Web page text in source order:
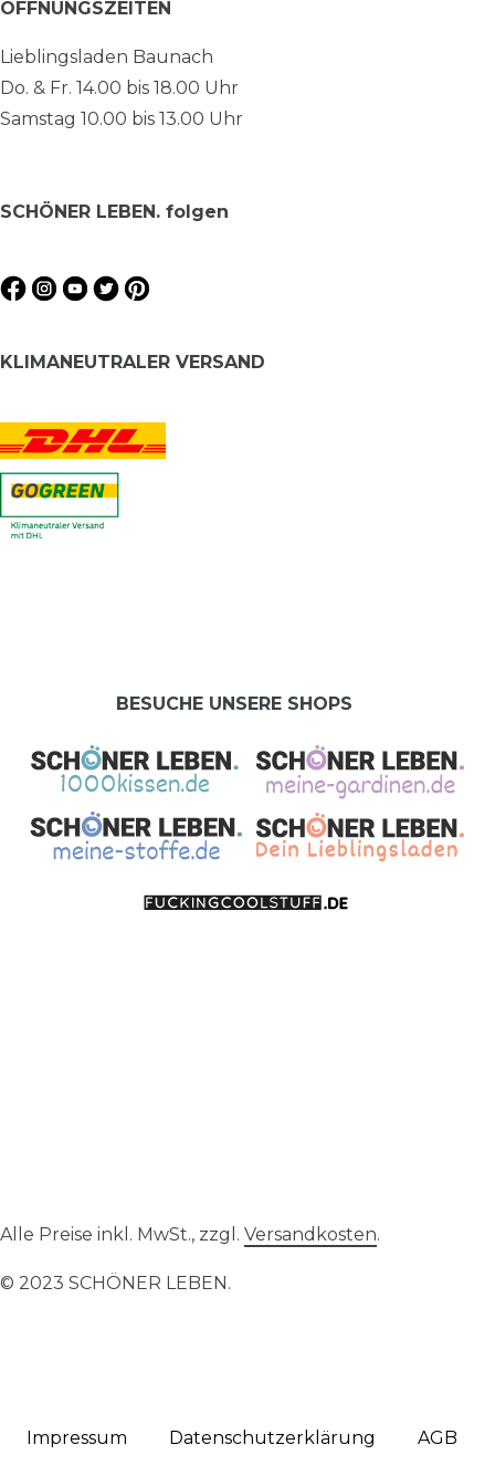
ÖFFNUNGSZEITEN
Lieblingsladen Baunach
Do. & Fr. 14.00 bis 18.00 Uhr
Samstag 10.00 bis 13.00 Uhr
SCHÖNER LEBEN. folgen
KLIMANEUTRALER VERSAND
BESUCHE UNSERE SHOPS
Alle Preise inkl. MwSt., zzgl. Versandkosten.
© 2023 SCHÖNER LEBEN.
Impressum Daten­schutz­erklärung AGB